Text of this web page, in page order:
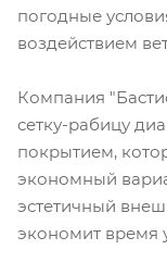
погодные
воздействием
Компания
сетку-рабицу
покрытием,
экономный
эстетичный
экономит время